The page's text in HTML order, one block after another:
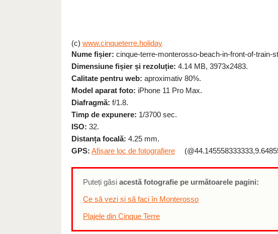
(c) www.cinqueterre.holiday
Nume fișier: cinque-terre-monterosso-beach-in-front-of-train-
Dimensiune fișier și rezoluție: 4.14 MB, 3973x2483.
Calitate pentru web: aproximativ 80%.
Model aparat foto: iPhone 11 Pro Max.
Diafragmă: f/1.8.
Timp de expunere: 1/3700 sec.
ISO: 32.
Distanța focală: 4.25 mm.
GPS: Afișare loc de fotografiere
Puteți găsi acestă fotografie pe următoarele pagini:
Ce să vezi și să faci în Monterosso
Plajele din Cinque Terre